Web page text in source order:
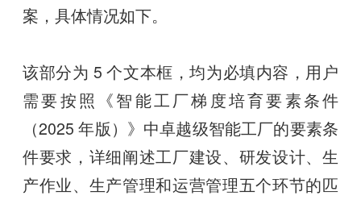
案，具体情况如下。
该部分为 5 个文本框，均为必填内容，用户
需要按照《智能工厂梯度培育要素条件
（2025 年版）》中卓越级智能工厂的要素条
件要求，详细阐述工厂建设、研发设计、生
产作业、生产管理和运营管理五个环节的匹